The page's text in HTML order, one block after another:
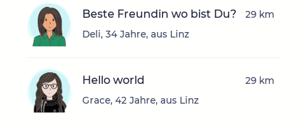
Beste Freundin wo bist Du?
Deli, 34 Jahre, aus Linz
29 km
Hello world
Grace, 42 Jahre, aus Linz
29 km